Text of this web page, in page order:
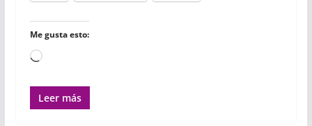
Me gusta esto:
Cargando...
Leer más